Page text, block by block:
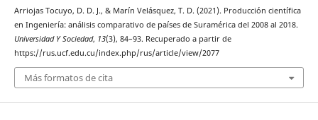
Arriojas Tocuyo, D. D. J., & Marín Velásquez, T. D. (2021). Producción científica
en Ingeniería: análisis comparativo de países de Suramérica del 2008 al 2018.
Universidad Y Sociedad, 13(3), 84–93. Recuperado a partir de
https://rus.ucf.edu.cu/index.php/rus/article/view/2077
Más formatos de cita